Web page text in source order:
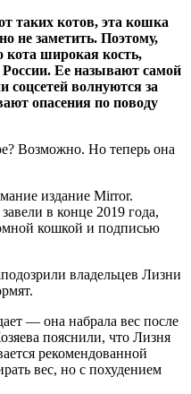
таких котов, эта кошка
не заметить. Поэтому,
кота широкая кость,
Ее называют самой
соцсетей волнуются за
опасения по поводу
издание Mirror.
в конце 2019 года,
кошкой и подписью
владельцев Лизни
— она набрала вес после
пояснили, что Лизня
рекомендованной
вес, но с похудением